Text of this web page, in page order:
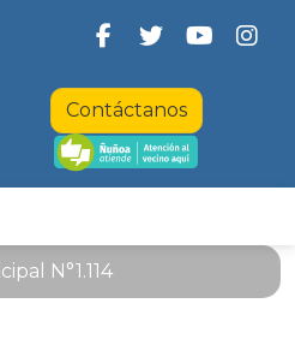
Contáctanos
N°1.114